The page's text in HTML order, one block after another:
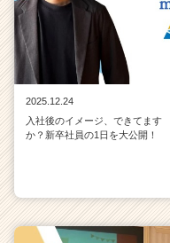
2025.12.24
入社後のイメージ、できてます
か？新卒社員の1日を大公開！